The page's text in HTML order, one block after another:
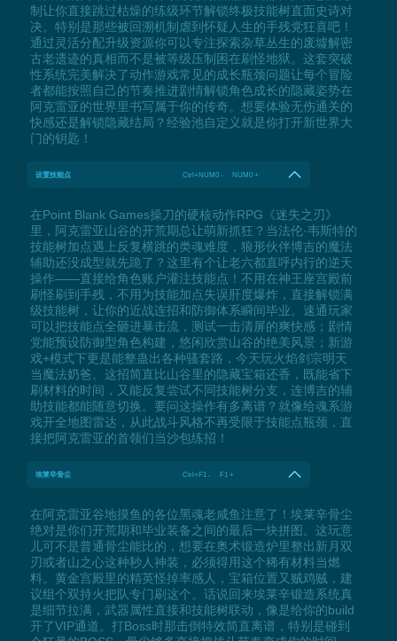
制让你直接跳过枯燥的练级环节解锁终极技能树直面史诗对
决。特别是那些被回溯机制虐到怀疑人生的手残党狂喜吧！
通过灵活分配升级资源你可以专注探索杂草丛生的废墟解密
古老遗迹的真相而不是被等级压制困在刷怪地狱。这套突破
性系统完美解决了动作游戏常见的成长瓶颈问题让每个冒险
者都能按照自己的节奏推进剧情解锁角色成长的隐藏姿势在
阿克雷亚的世界里书写属于你的传奇。想要体验无伤通关的
快感还是解锁隐藏结局？经验池自定义就是你打开新世界大
门的钥匙！
设置技能点 Ctrl+NUM0 - NUM0 +
在Point Blank Games操刀的硬核动作RPG《迷失之刃》
里，阿克雷亚山谷的开荒期总让萌新抓狂？当法伦·韦斯特的
技能树加点遇上反复横跳的类魂难度，狼形伙伴博吉的魔法
辅助还没成型就先跪了？这里有个让老六都直呼内行的逆天
操作——直接给角色账户灌注技能点！不用在神王座宫殿前
刷怪刷到手残，不用为技能加点失误肝度爆炸，直接解锁满
级技能树，让你的近战连招和防御体系瞬间毕业。速通玩家
可以把技能点全砸进暴击流，测试一击清屏的爽快感；剧情
党能预设防御型角色构建，悠闲欣赏山谷的绝美风景；新游
戏+模式下更是能整蛊出各种骚套路，今天玩火焰剑宗明天
当魔法奶爸。这招简直比山谷里的隐藏宝箱还香，既能省下
刷材料的时间，又能反复尝试不同技能树分支，连博吉的辅
助技能都能随意切换。要问这操作有多离谱？就像给魂系游
戏开全地图雷达，从此战斗风格不再受限于技能点瓶颈，直
接把阿克雷亚的首领们当沙包练招！
埃莱辛骨尘 Ctrl+F1 - F1 +
在阿克雷亚谷地摸鱼的各位黑魂老咸鱼注意了！埃莱辛骨尘
绝对是你们开荒期和毕业装备之间的最后一块拼图。这玩意
儿可不是普通骨尘能比的，想要在奥术锻造炉里整出新月双
刃或者山之心这种秒人神装，必须得用这个稀有材料当燃
料。黄金宫殿里的精英怪掉率感人，宝箱位置又贼鸡贼，建
议组个双持火把队专门刷这个。话说回来埃莱辛锻造系统真
是细节拉满，武器属性直接和技能树联动，像是给你的build
开了VIP通道。打Boss时那击倒特效简直离谱，特别是碰到